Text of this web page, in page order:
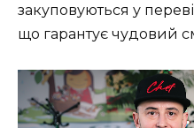
закуповуються у
що гарантує чудовий